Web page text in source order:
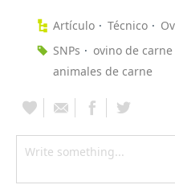
Artículo Técnico
SNPs
ovino de carne
animales de carne